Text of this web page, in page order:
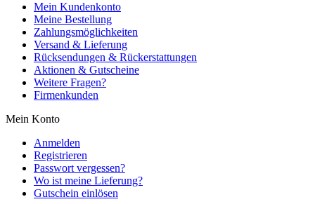
Mein Kundenkonto
Meine Bestellung
Zahlungsmöglichkeiten
Versand & Lieferung
Rücksendungen & Rückerstattungen
Aktionen & Gutscheine
Weitere Fragen?
Firmenkunden
Mein Konto
Anmelden
Registrieren
Passwort vergessen?
Wo ist meine Lieferung?
Gutschein einlösen